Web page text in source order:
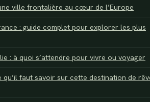
ville frontalière au cœur de l’Europe
: guide complet pour explorer les plus
: à quoi s’attendre pour vivre ou voyager
faut savoir sur cette destination de